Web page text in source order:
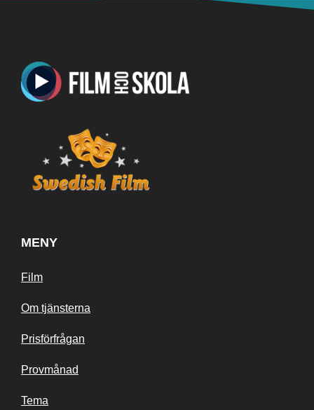
MENY
Film
Om tjänsterna
Prisförfrågan
Provmånad
Tema